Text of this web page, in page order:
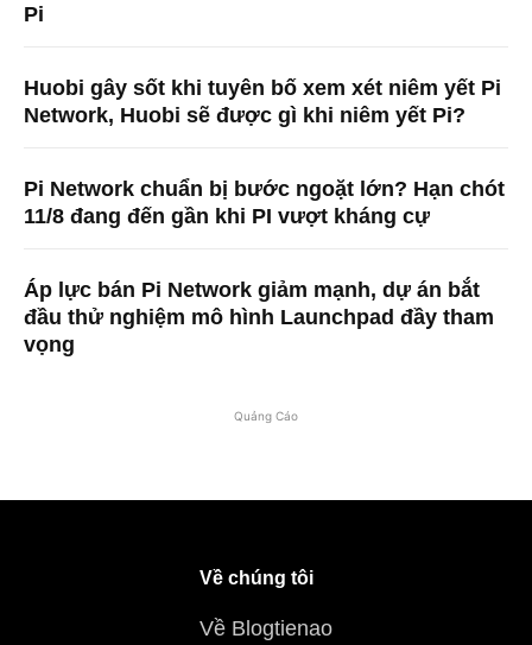
Pi
Huobi gây sốt khi tuyên bố xem xét niêm yết Pi
Network, Huobi sẽ được gì khi niêm yết Pi?
Pi Network chuẩn bị bước ngoặt lớn? Hạn chót
11/8 đang đến gần khi PI vượt kháng cự
Áp lực bán Pi Network giảm mạnh, dự án bắt
đầu thử nghiệm mô hình Launchpad đầy tham
vọng
Quảng Cáo
Về chúng tôi
Về Blogtienao